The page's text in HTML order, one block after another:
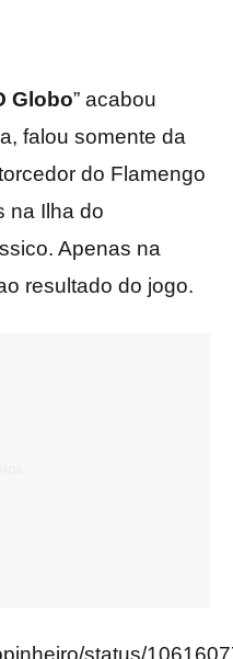
Globo” acabou
falou somente da
do Flamengo
na Ilha do
Apenas na
resultado do jogo.